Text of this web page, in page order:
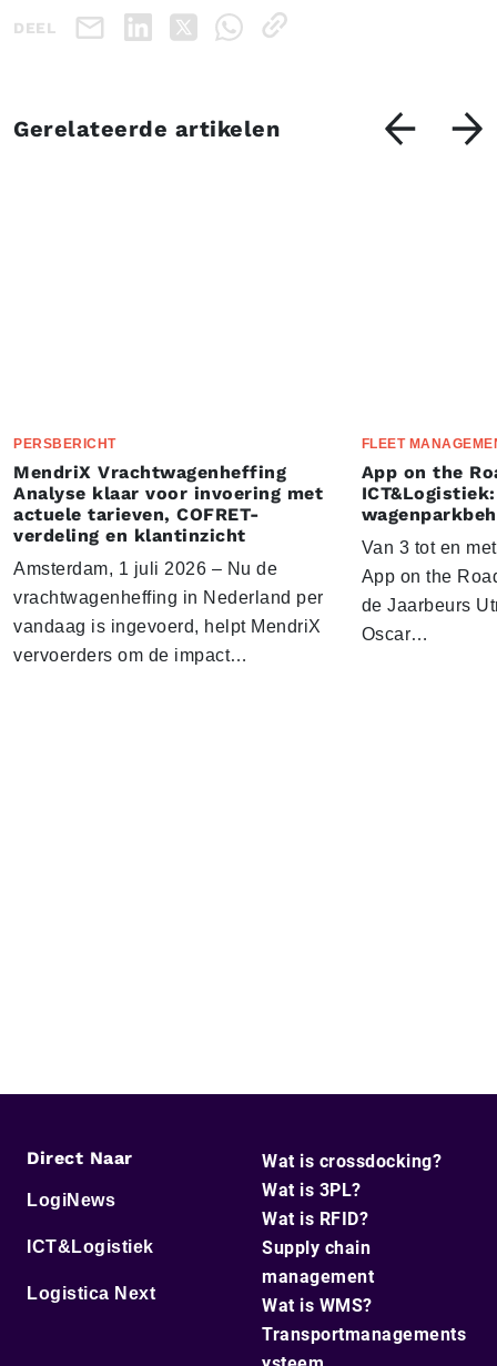
DEEL
Gerelateerde artikelen
PERSBERICHT
MendriX Vrachtwagenheffing
Analyse klaar voor invoering met
actuele tarieven, COFRET-
verdeling en klantinzicht
Amsterdam, 1 juli 2026 – Nu de
vrachtwagenheffing in Nederland per
vandaag is ingevoerd, helpt MendriX
vervoerders om de impact…
FLEET
App on the
Van 3 tot en
App on the
de Jaarbeurs
Oscar…
Direct Naar
LogiNews
ICT&Logistiek
Logistica Next
Wat is crossdocking?
Wat is 3PL?
Wat is RFID?
Supply chain
management
Wat is WMS?
Transportmanagements